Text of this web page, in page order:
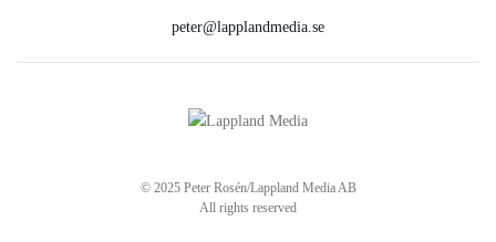
peter@lapplandmedia.se
© 2025 Peter Rosén/Lappland Media AB
All rights reserved